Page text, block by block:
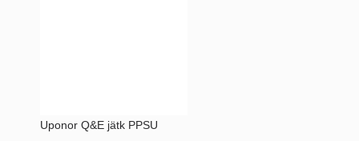
Uponor Q&E jätk PPSU